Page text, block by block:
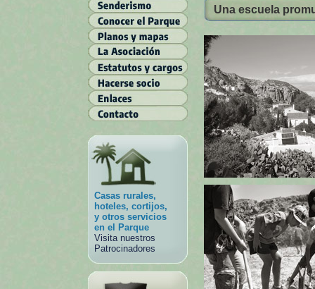
Casas rurales,
hoteles, cortijos,
y otros servicios
en el Parque
Visita nuestros
Patrocinadores
Una escuela